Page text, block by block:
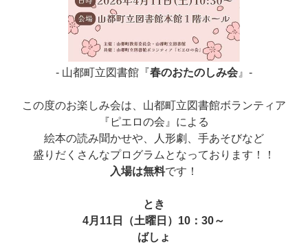
- 山都町立図書館『春のおたのしみ会』-
この度のお楽しみ会は、山都町立図書館ボランティア
『ピエロの会』による
絵本の読み聞かせや、人形劇、手あそびなど
盛りだくさんなプログラムとなっております！！
入場は無料です！
とき
4月11日（土曜日）10：30～
ばしょ